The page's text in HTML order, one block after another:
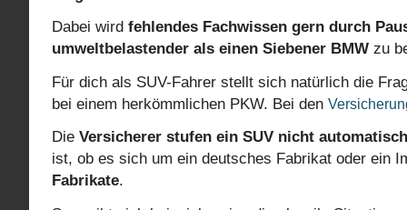
Dabei wird fehlendes Fachwissen gern durch
umweltbelastender als einen Siebener BMW zu
Für dich als SUV-Fahrer stellt sich natürlich die
bei einem herkömmlichen PKW. Bei den
Die Versicherer stufen ein SUV nicht
ist, ob es sich um ein deutsches Fabrikat oder ein
Fabrikate.